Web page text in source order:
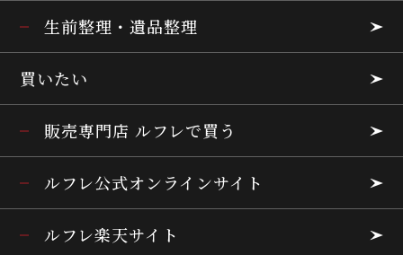
生前整理・遺品整理
買いたい
販売専門店 ルフレで買う
ルフレ公式オンラインサイト
ルフレ楽天サイト